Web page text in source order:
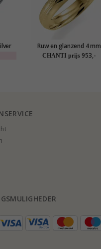
Ruw en glanzend 4 mm
trouwring in 14 karaat
goud
CHANTI prijs 953,-